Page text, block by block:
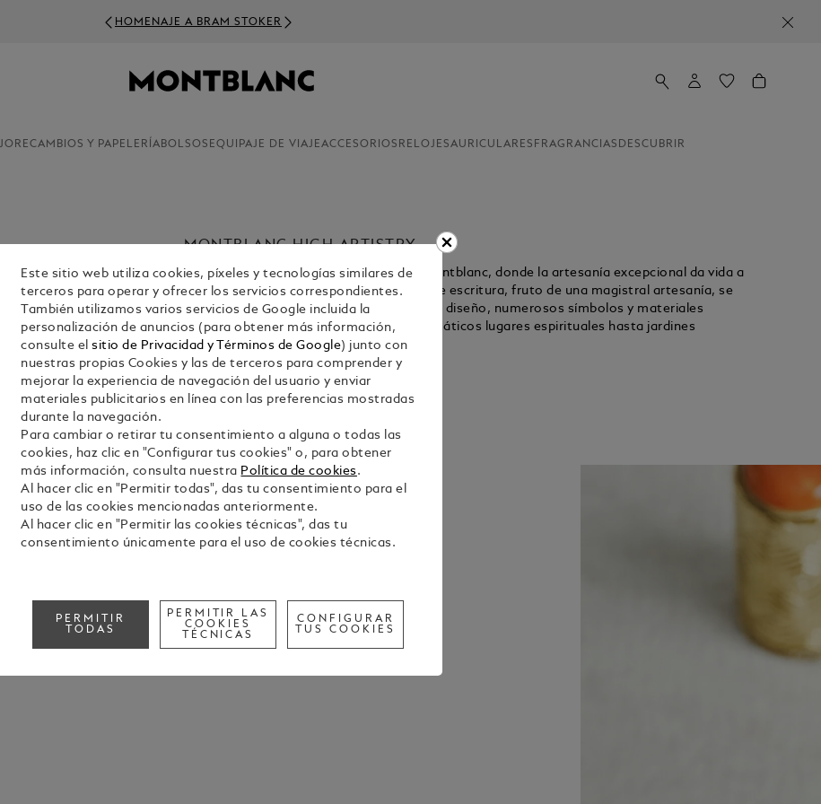
HOMENAJE A BRAM STOKER
RECAMBIOS Y PAPELERÍA BOLSOS EQUIPAJE DE VIAJEACCESORIOS RELOJESAURICULARES FRAGRANCIAS DESCUBRIR
MONTBLANC HIGH ARTISTRY
Descubre la colección High Artistry de Montblanc, donde la artesanía excepcional da vida a
una rica herencia cultural. Cada artículo de escritura, fruto de una magistral artesanía, se
distingue por unos intrincados detalles de diseño, numerosos símbolos y materiales
preciosos que representan desde emblemáticos lugares espirituales hasta jardines
rebosantes de tranquilidad.
Comprar la colección
Este sitio web utiliza cookies, píxeles y tecnologías similares de
terceros para operar y ofrecer los servicios correspondientes.
También utilizamos varios servicios de Google incluida la
personalización de anuncios (para obtener más información,
consulte elsitio de Privacidad y Términos de Google) junto con
nuestras propias Cookies y las de terceros para comprender y
mejorar la experiencia de navegación del usuario y enviar
materiales publicitarios en línea con las preferencias mostradas
durante la navegación.
Para cambiar o retirar tu consentimiento a alguna o todas las
cookies, haz clic en "Configurar tus cookies" o, para obtener
más información, consulta nuestra Política de cookies.
Al hacer clic en "Permitir todas", das tu consentimiento para el
uso de las cookies mencionadas anteriormente.
Al hacer clic en "Permitir las cookies técnicas", das tu
consentimiento únicamente para el uso de cookies técnicas.
PERMITIR
TODAS
PERMITIR LAS
COOKIES
TÉCNICAS
CONFIGURAR
TUS COOKIES